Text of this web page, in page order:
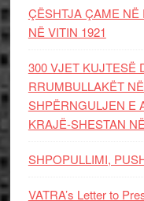
ÇËSHTJA ÇAME NË
NË VITIN 1921
300 VJET KUJTESË
RRUMBULLAKËT
SHPËRNGULJEN E
KRAJË-SHESTAN
SHPOPULLIMI,
VATRA’s Letter to